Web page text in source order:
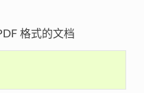
格式的文档